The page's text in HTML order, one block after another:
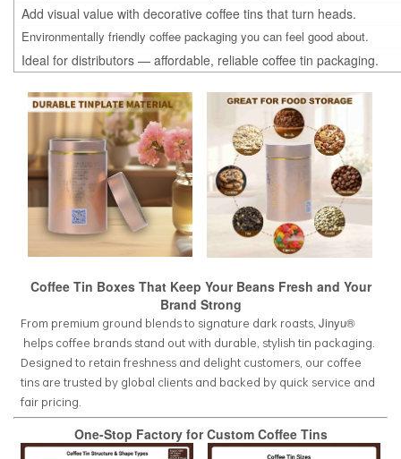
Add visual value with decorative coffee tins that turn heads.
Environmentally friendly coffee packaging you can feel good about.
Ideal for distributors — affordable, reliable coffee tin packaging.
Coffee Tin Boxes That Keep Your Beans Fresh and Your
Brand Strong
From premium ground blends to signature dark roasts, Jinyu®
helps coffee brands stand out with durable, stylish tin packaging.
Designed to retain freshness and delight customers, our coffee
tins are trusted by global clients and backed by quick service and
fair pricing.
One-Stop Factory for Custom Coffee Tins